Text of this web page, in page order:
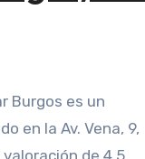
Burgos es un
en la Av. Vena, 9,
de 4,5